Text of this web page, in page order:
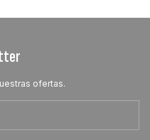
ofertas.